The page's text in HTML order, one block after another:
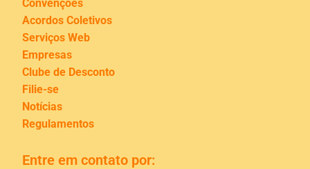
Convenções
Acordos Coletivos
Serviços Web
Empresas
Clube de Desconto
Filie-se
Notícias
Regulamentos
Entre em contato por: